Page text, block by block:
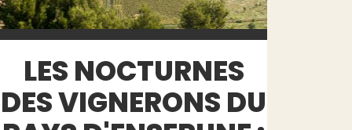
LES NOCTURNES
DES VIGNERONS DU